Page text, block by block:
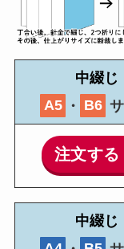
中綴じ
A5 ・ B6
注文する
中綴じ